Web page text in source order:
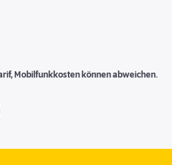
Mobilfunkkosten können abweichen.